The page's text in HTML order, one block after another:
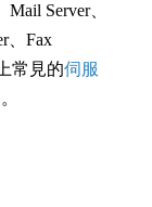
Mail Server、
、Fax
常見的伺服